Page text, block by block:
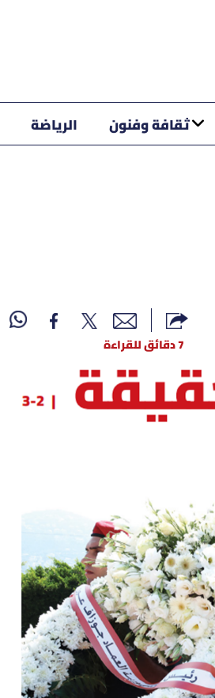
ثقافة وفنون الرياضة
7 دقائق للقراءة